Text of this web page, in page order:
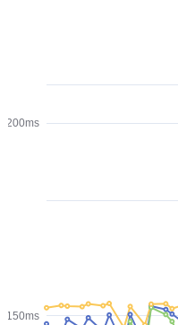
150ms
200ms